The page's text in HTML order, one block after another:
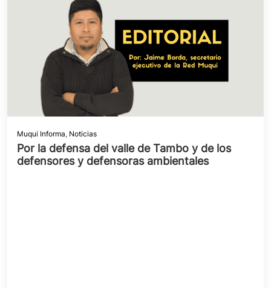
Muqui Informa, Noticias
Por la defensa del valle de Tambo y de los
defensores y defensoras ambientales